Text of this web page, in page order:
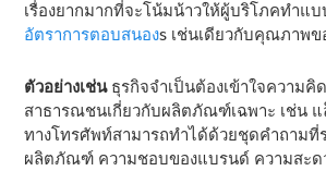
เรื่องยากมากที่จะโน้มน้าวให้ผู้บริโภคทําแบ
อัตราการตอบสนองs เช่นเดียวกับคุณภาพข
ตัวอย่างเช่นธุรกิจจําเป็นต้องเข้าใจความคิ
สาธารณชนเกี่ยวกับผลิตภัณฑ์เฉพาะ เช่น แ
ทางโทรศัพท์สามารถทําได้ด้วยชุดคําถาม
ผลิตภัณฑ์ ความชอบของแบรนด์ ความสะด